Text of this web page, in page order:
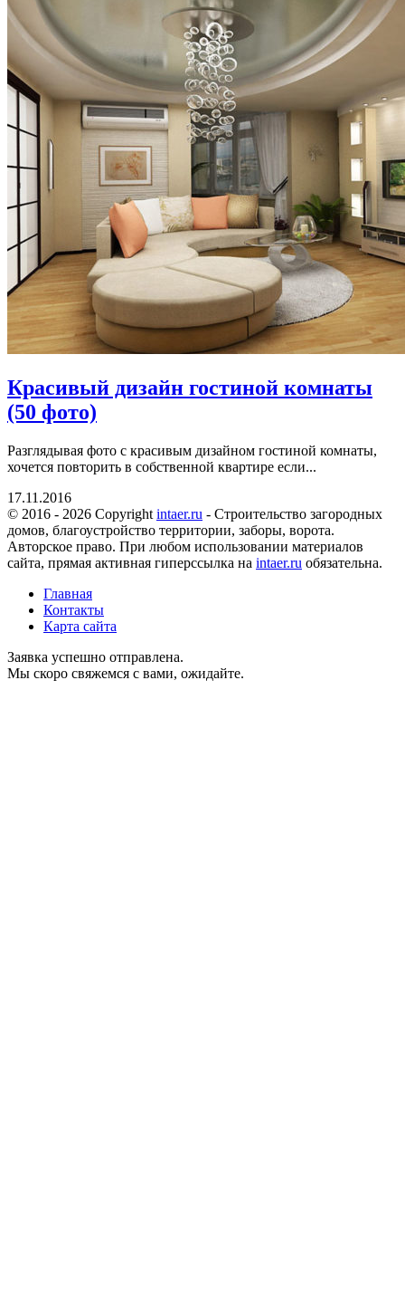
Красивый дизайн гостиной комнаты
(50 фото)
Разглядывая фото с красивым дизайном гостиной комнаты,
хочется повторить в собственной квартире если...
17.11.2016
© 2016 - 2026 Copyright intaer.ru - Cтроительство загородных
домов, благоустройство территории, заборы, ворота.
Авторское право. При любом использовании материалов
сайта, прямая активная гиперссылка на intaer.ru обязательна.
Главная
Контакты
Карта сайта
Заявка успешно отправлена.
Мы скоро свяжемся с вами, ожидайте.